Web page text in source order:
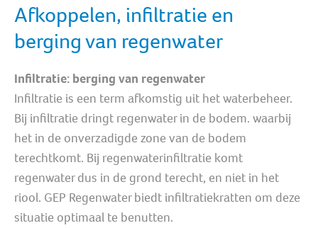
Afkoppelen, infiltratie en
berging van regenwater
Infiltratie: berging van regenwater
Infiltratie is een term afkomstig uit het waterbeheer.
Bij infiltratie dringt regenwater in de bodem. waarbij
het in de onverzadigde zone van de bodem
terechtkomt. Bij regenwaterinfiltratie komt
regenwater dus in de grond terecht, en niet in het
riool. GEP Regenwater biedt infiltratiekratten om deze
situatie optimaal te benutten.